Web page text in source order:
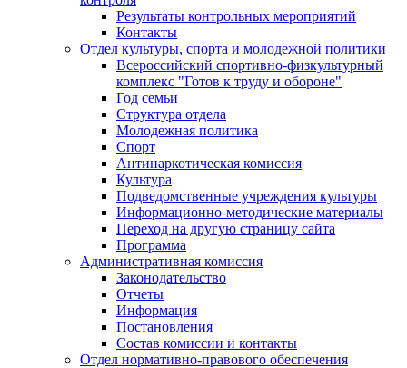
Результаты контрольных мероприятий
Контакты
Отдел культуры, спорта и молодежной политики
Всероссийский спортивно-физкультурный
комплекс "Готов к труду и обороне"
Год семьи
Структура отдела
Молодежная политика
Спорт
Антинаркотическая комиссия
Культура
Подведомственные учреждения культуры
Информационно-методические материалы
Переход на другую страницу сайта
Программа
Административная комиссия
Законодательство
Отчеты
Информация
Постановления
Состав комиссии и контакты
Отдел нормативно-правового обеспечения